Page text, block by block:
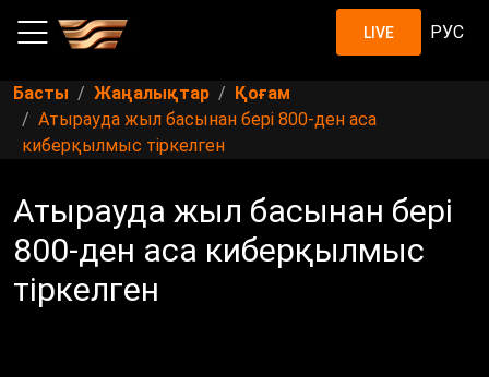
LIVE РУС
Басты Жаңалықтар
Қоғам
Атырауда жыл басынан бері 800-ден аса
киберқылмыс тіркелген
Атырауда жыл басынан бері
800-ден аса киберқылмыс
тіркелген